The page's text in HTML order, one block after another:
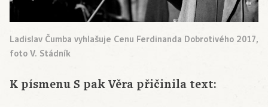
Ladislav Čumba vyhlašuje Cenu Ferdinanda Dobrotivého 2017,
foto V. Stádník
K písmenu S pak Věra přičinila text: